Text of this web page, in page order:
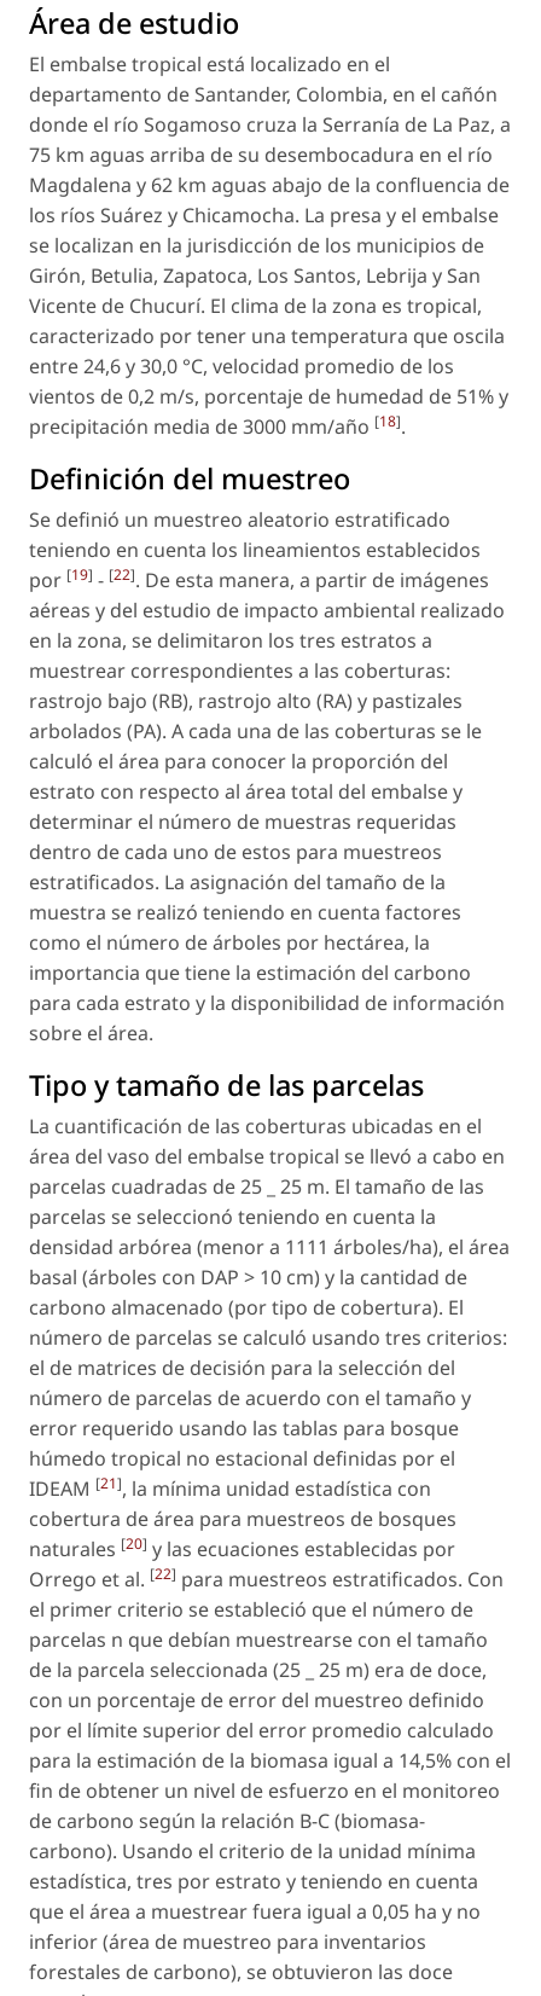
Área de estudio
El embalse tropical está localizado en el
departamento de Santander, Colombia, en el cañón
donde el río Sogamoso cruza la Serranía de La Paz, a
75 km aguas arriba de su desembocadura en el río
Magdalena y 62 km aguas abajo de la confluencia de
los ríos Suárez y Chicamocha. La presa y el embalse
se localizan en la jurisdicción de los municipios de
Girón, Betulia, Zapatoca, Los Santos, Lebrija y San
Vicente de Chucurí. El clima de la zona es tropical,
caracterizado por tener una temperatura que oscila
entre 24,6 y 30,0 °C, velocidad promedio de los
vientos de 0,2 m/s, porcentaje de humedad de 51% y
precipitación media de 3000 mm/año [18].
Definición del muestreo
Se definió un muestreo aleatorio estratificado
teniendo en cuenta los lineamientos establecidos
por [19] - [22]. De esta manera, a partir de imágenes
aéreas y del estudio de impacto ambiental realizado
en la zona, se delimitaron los tres estratos a
muestrear correspondientes a las coberturas:
rastrojo bajo (RB), rastrojo alto (RA) y pastizales
arbolados (PA). A cada una de las coberturas se le
calculó el área para conocer la proporción del
estrato con respecto al área total del embalse y
determinar el número de muestras requeridas
dentro de cada uno de estos para muestreos
estratificados. La asignación del tamaño de la
muestra se realizó teniendo en cuenta factores
como el número de árboles por hectárea, la
importancia que tiene la estimación del carbono
para cada estrato y la disponibilidad de información
sobre el área.
Tipo y tamaño de las parcelas
La cuantificación de las coberturas ubicadas en el
área del vaso del embalse tropical se llevó a cabo en
parcelas cuadradas de 25 _ 25 m. El tamaño de las
parcelas se seleccionó teniendo en cuenta la
densidad arbórea (menor a 1111 árboles/ha), el área
basal (árboles con DAP > 10 cm) y la cantidad de
carbono almacenado (por tipo de cobertura). El
número de parcelas se calculó usando tres criterios:
el de matrices de decisión para la selección del
número de parcelas de acuerdo con el tamaño y
error requerido usando las tablas para bosque
húmedo tropical no estacional definidas por el
IDEAM [21], la mínima unidad estadística con
cobertura de área para muestreos de bosques
naturales [20] y las ecuaciones establecidas por
Orrego et al. [22] para muestreos estratificados. Con
el primer criterio se estableció que el número de
parcelas n que debían muestrearse con el tamaño
de la parcela seleccionada (25 _ 25 m) era de doce,
con un porcentaje de error del muestreo definido
por el límite superior del error promedio calculado
para la estimación de la biomasa igual a 14,5% con el
fin de obtener un nivel de esfuerzo en el monitoreo
de carbono según la relación B-C (biomasa-
carbono). Usando el criterio de la unidad mínima
estadística, tres por estrato y teniendo en cuenta
que el área a muestrear fuera igual a 0,05 ha y no
inferior (área de muestreo para inventarios
forestales de carbono), se obtuvieron las doce